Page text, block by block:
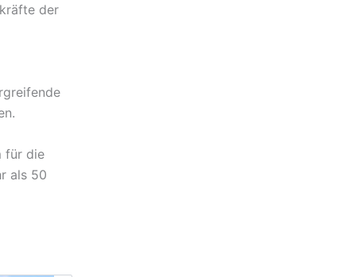
der
für die
als 50